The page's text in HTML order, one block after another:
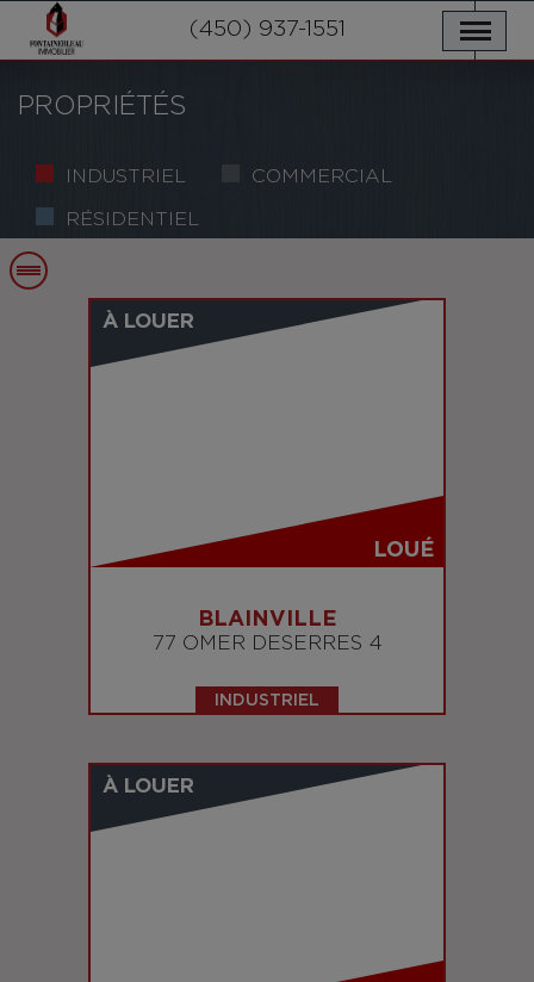
SERVICES
NOUVELLES
NOUS JOINDRE
POLITIQUE DE CONFIDENTIALITÉ
(450) 937-1551
PROPRIÉTÉS
INDUSTRIEL COMMERCIAL
RÉSIDENTIEL
À LOUER
LOUÉ
BLAINVILLE
77 OMER DESERRES 4
INDUSTRIEL
À LOUER